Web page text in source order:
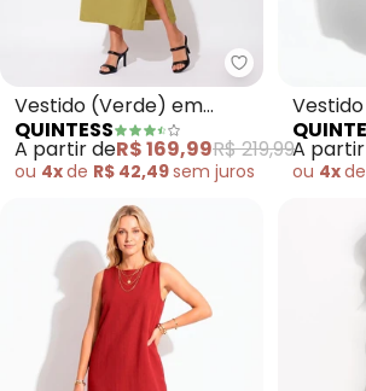
Quintess -
Vestido (Verde) em
Tecido Alfaiataria de
Viscose
QUINTESS
A partir deR$ 169,99R$ 219,99
ou 4xde R$ 42,49sem juros
Suede
A
ou 4xde